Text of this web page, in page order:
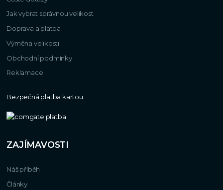
Jak vybrat správnou velikost
Doprava a platba
Výměna velikosti
Obchodní podmínky
Reklamace
Bezpečná platba kartou:
ZAJÍMAVOSTI
Náš příběh
Články